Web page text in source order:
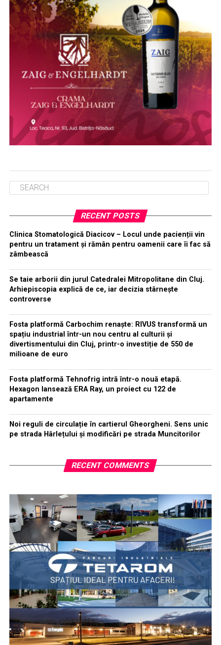
RECENT POSTS
Clinica Stomatologică Diacicov – Locul unde pacienții vin
pentru un tratament și rămân pentru oamenii care îi fac să
zâmbească
Se taie arborii din jurul Catedralei Mitropolitane din Cluj.
Arhiepiscopia explică de ce, iar decizia stârnește
controverse
Fosta platformă Carbochim renaște: RIVUS transformă un
spațiu industrial într-un nou centru al culturii și
divertismentului din Cluj, printr-o investiție de 550 de
milioane de euro
Fosta platformă Tehnofrig intră într-o nouă etapă.
Hexagon lansează ERA Ray, un proiect cu 122 de
apartamente
Noi reguli de circulație în cartierul Gheorgheni. Sens unic
pe strada Hârlețului și modificări pe strada Muncitorilor
RECENT COMMENTS